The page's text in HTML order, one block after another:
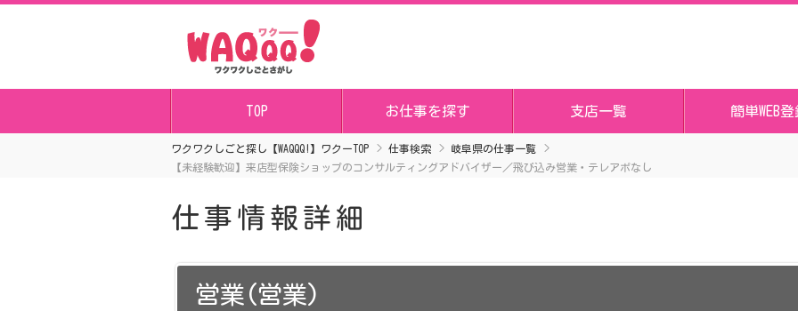
TOP お仕事を探す 支店一覧 簡単WEB登
ワクワクしごと探し【WAQQQ!】ワクーTOP 仕事検索
岐阜県の仕事一覧
【未経験歓迎】来店型保険ショップのコンサルティングアドバイザー／飛び込み営業・テレアポなし
仕事情報詳細
営業(営業)